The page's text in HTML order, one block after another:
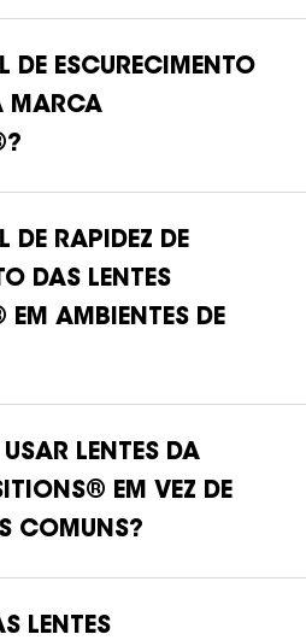
DE ESCURECIMENTO
MARCA
DE RAPIDEZ DE
DAS LENTES
AMBIENTES DE
LENTES DA
EM VEZ DE
COMUNS?
LENTES